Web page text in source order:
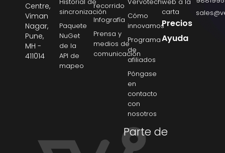
Centre,
Viman
Nagar,
Pune,
MH -
411014
Historial de
sincronización
Paquete
NuGet
de la
API de
mapeo
recorrido
Infografía
Prensa y
medios de
comunicación
Vervotech
Cómo
innovamos
Programa
de
afiliados
Póngase
en
contacto
con
nosotros
web a la
carta
Precios
Ayuda
Parte de